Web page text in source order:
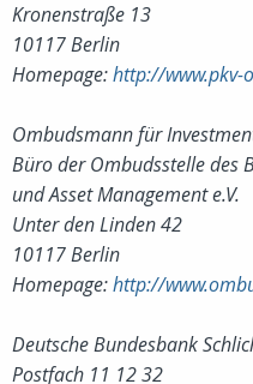
Kronenstraße 13
10117 Berlin
Homepage:http://www.pkv-
Ombudsmann für
Büro der Ombudsstelle des
und Asset Management e.V.
Unter den Linden 42
10117 Berlin
Homepage:http://
Deutsche Bundesbank
Postfach 11 12 32